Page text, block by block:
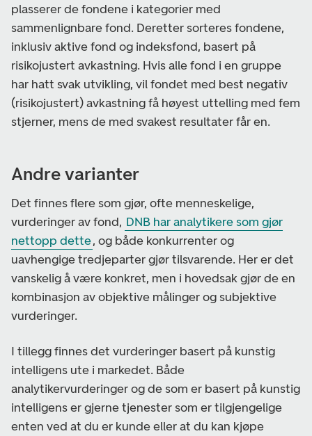
plasserer de fondene i kategorier med
sammenlignbare fond. Deretter sorteres fondene,
inklusiv aktive fond og indeksfond, basert på
risikojustert avkastning. Hvis alle fond i en gruppe
har hatt svak utvikling, vil fondet med best negativ
(risikojustert) avkastning få høyest uttelling med fem
stjerner, mens de med svakest resultater får en.
Andre varianter
Det finnes flere som gjør, ofte menneskelige,
vurderinger av fond, DNB har analytikere som gjør
nettopp dette, og både konkurrenter og
uavhengige tredjeparter gjør tilsvarende. Her er det
vanskelig å være konkret, men i hovedsak gjør de en
kombinasjon av objektive målinger og subjektive
vurderinger.
I tillegg finnes det vurderinger basert på kunstig
intelligens ute i markedet. Både
analytikervurderinger og de som er basert på kunstig
intelligens er gjerne tjenester som er tilgjengelige
enten ved at du er kunde eller at du kan kjøpe